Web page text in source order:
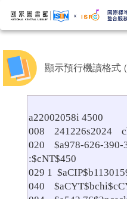
顯示預行機讀格式 (